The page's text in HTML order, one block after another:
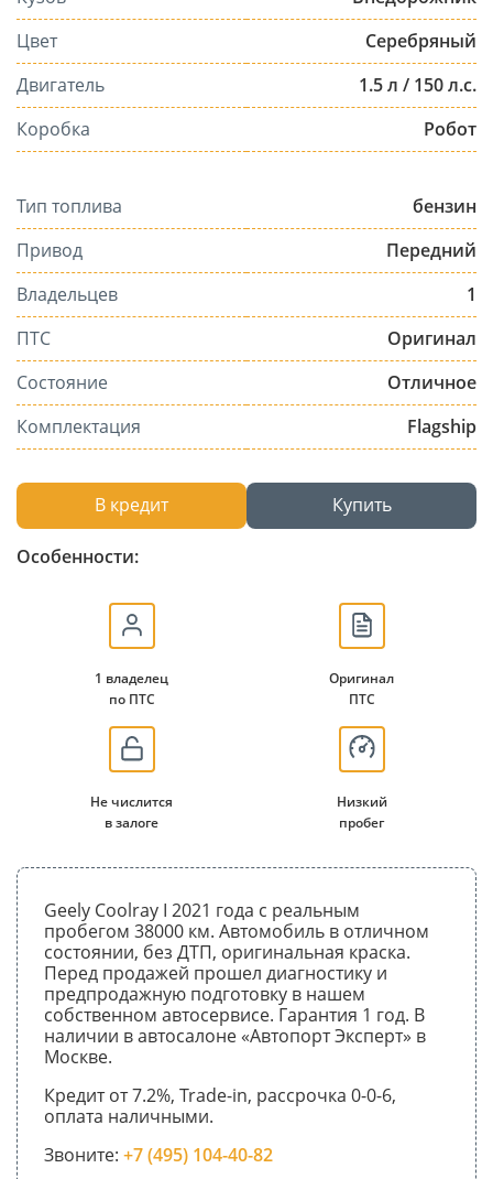
Цвет
Серебряный
Двигатель
1.5 л / 150 л.с.
Коробка
Робот
Тип топлива
бензин
Привод
Передний
Владельцев
1
ПТС
Оригинал
Состояние
Отличное
Комплектация
Flagship
В кредит Купить
Особенности:
1 владелец
по ПТС
Оригинал
ПТС
Не числится
в залоге
Низкий
пробег
Geely Coolray I 2021 года с реальным
пробегом 38000 км. Автомобиль в отличном
состоянии, без ДТП, оригинальная краска.
Перед продажей прошел диагностику и
предпродажную подготовку в нашем
собственном автосервисе. Гарантия 1 год. В
наличии в автосалоне «Автопорт Эксперт» в
Москве.
Кредит от 7.2%, Trade-in, рассрочка 0-0-6,
оплата наличными.
Звоните: +7 (495) 104-40-82